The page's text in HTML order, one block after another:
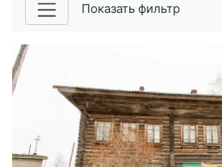
Показать фильтр